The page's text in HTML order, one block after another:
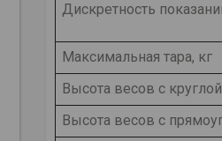
Дискретность
Максимальная тара, кг
Высота весов с
Высота весов с